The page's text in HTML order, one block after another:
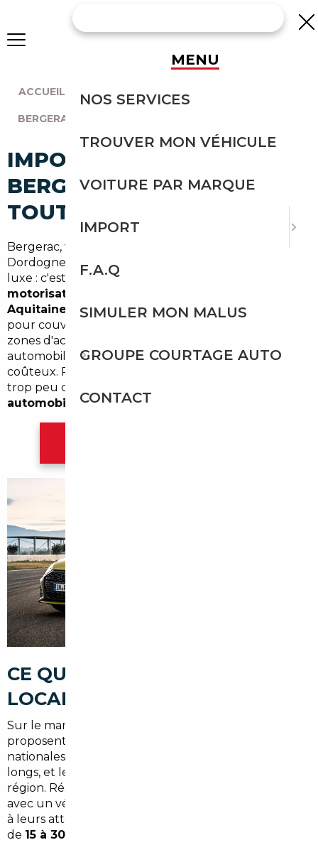
ACCUEIL AGENCE BORDEAUX
BERGERAC (24100)
IMPORT VOITURE À
BERGERAC : IMPORTEZ EN
TOUTE SÉCURITÉ
Bergerac, ville de
au cœur de la
Dordogne, est un territoire où la voiture n'est pas un
luxe : c'est une nécessité. Avec un
motorisation parmi les plus élevés de Nouvelle-
Aquitaine
et des ménages souvent bi-motorisés
pour couvrir les distances entre vignobles, villages et
zones d'activités, le renouvellement du parc
automobile est un moment important — et souvent
coûteux. Pourtant, une alternative existe, encore
trop peu connue des acheteurs locaux :
automobile depuis l'Europe
CE QUE LE MARCHÉ AUTO
LOCAL NE VOUS DIT PAS
Sur le marché bergeracois, les concessionnaires
proposent des tarifs calés sur les grilles tarifaires
nationales. Les remises sont rares, les délais parfois
longs, et le choix limité aux stocks disponibles en
région. Résultat : beaucoup de particuliers repartent
avec un véhicule qui correspond approximativement
à leurs attentes, à un prix qu'ils auraient pu réduire
de 15 à 30 %
MENU
NOS SERVICES
TROUVER MON VÉHICULE
VOITURE PAR MARQUE
IMPORT
F.A.Q
SIMULER MON MALUS
GROUPE COURTAGE AUTO
CONTACT